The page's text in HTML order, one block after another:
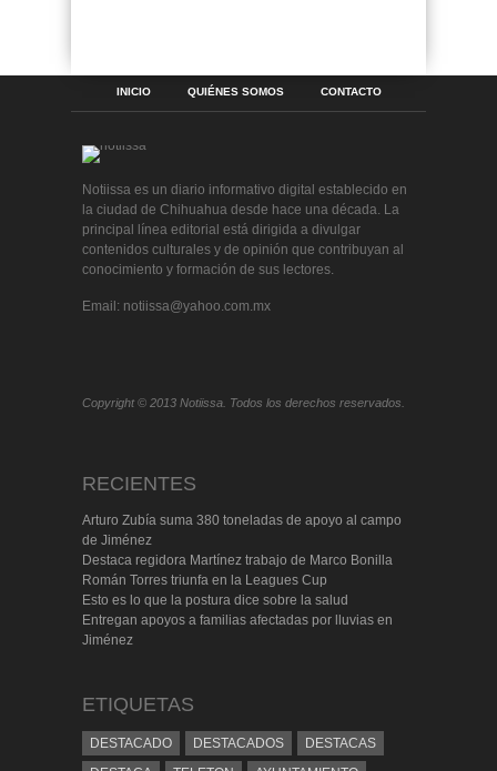
INICIO QUIÉNES SOMOS CONTACTO
Notiissa es un diario informativo digital establecido en
la ciudad de Chihuahua desde hace una década. La
principal línea editorial está dirigida a divulgar
contenidos culturales y de opinión que contribuyan al
conocimiento y formación de sus lectores.
Email: notiissa@yahoo.com.mx
Copyright © 2013 Notiissa. Todos los derechos reservados.
RECIENTES
Arturo Zubía suma 380 toneladas de apoyo al campo
de Jiménez
Destaca regidora Martínez trabajo de Marco Bonilla
Román Torres triunfa en la Leagues Cup
Esto es lo que la postura dice sobre la salud
Entregan apoyos a familias afectadas por lluvias en
Jiménez
ETIQUETAS
DESTACADO DESTACADOS
DESTACAS